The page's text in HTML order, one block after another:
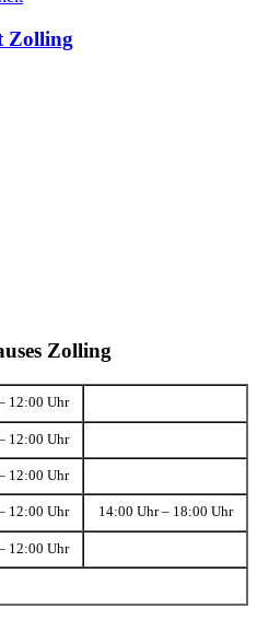
Zolling
Zolling
12:00 Uhr
12:00 Uhr
12:00 Uhr
12:00 Uhr 14:00 Uhr – 18:00 Uhr
12:00 Uhr